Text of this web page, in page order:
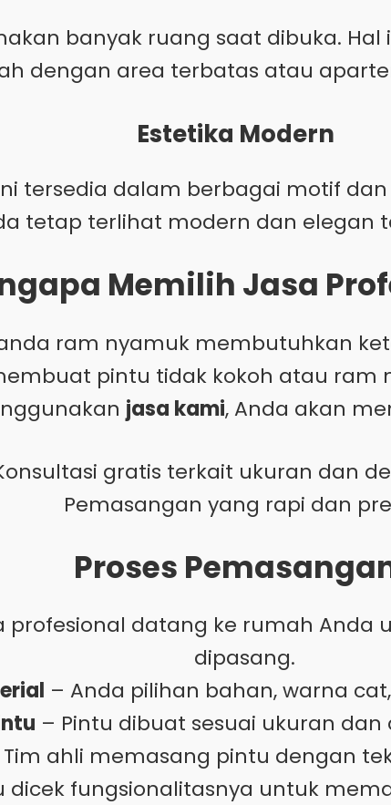
banyak ruang saat dibuka.
dengan area terbatas atau
Estetika Modern
tersedia dalam berbagai motif
tetap terlihat modern dan elegan
Memilih Jasa
ram nyamuk membutuhkan
pintu tidak kokoh atau ram
jasa kami, Anda akan
gratis terkait ukuran dan
Pemasangan yang rapi dan
Proses
profesional datang ke rumah Anda
dipasang.
– Anda pilihan bahan, warna
– Pintu dibuat sesuai ukuran dan
ahli memasang pintu dengan
dicek fungsionalitasnya untuk